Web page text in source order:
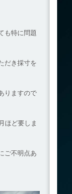
も特に問題
だき採寸を
りますので
ほど要しま
ご不明点あ